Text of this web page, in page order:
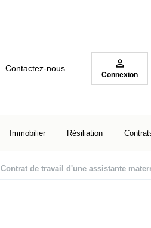
Contactez-nous 
Connexion
Immobilier Résiliation
Contrat de travail d'une assistante